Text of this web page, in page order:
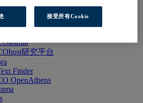
发现服务
研究平台
Finder
OpenAthens
接受所有Cookie